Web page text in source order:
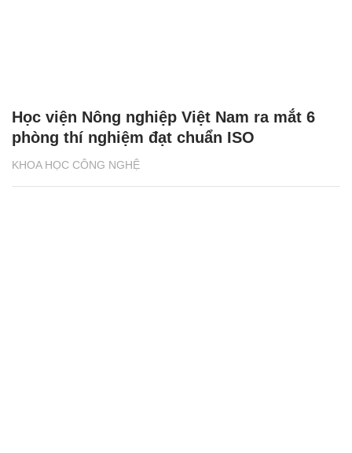
KHOA HỌC CÔNG NGHỆ
Học viện Nông nghiệp Việt Nam ra mắt 6
phòng thí nghiệm đạt chuẩn ISO